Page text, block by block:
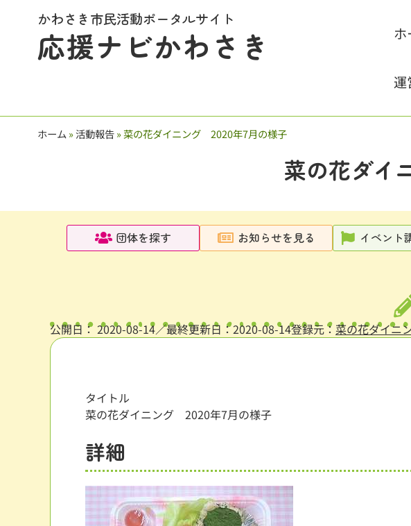
かわさき市民活動ポータルサイト
応援ナビかわさき ホ
運
ホーム»活動報告»菜の花ダイニング 2020年7月の様子
菜の花ダイ
団体を探す お知らせを見る イベント
公開日： 2020-08-14／最終更新日：2020-08-14登録元： 菜の花ダイニ
タイトル
菜の花ダイニング 2020年7月の様子
詳細